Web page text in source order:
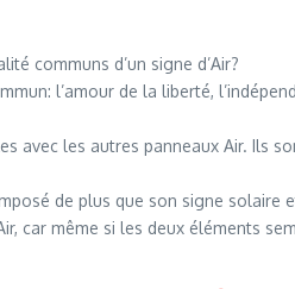
communs d’un signe d’Air?
l’amour de la liberté,
avec les autres panneaux Air. Ils
de plus que son signe solaire
car même si les deux éléments